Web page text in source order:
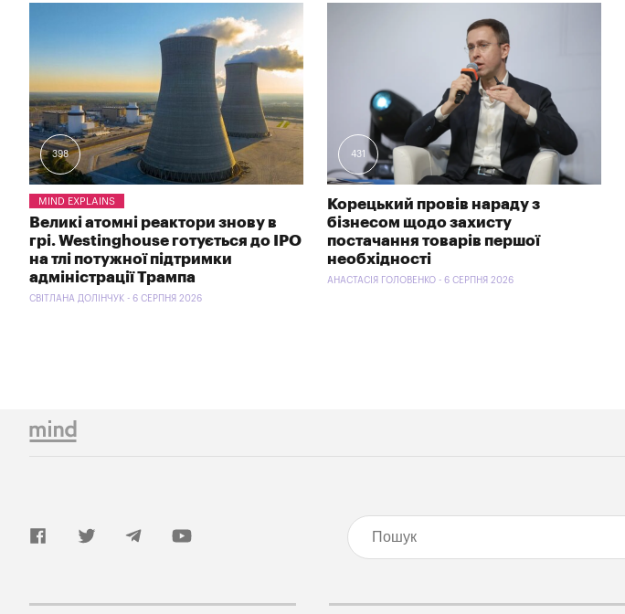
398
MIND EXPLAINS
Великі атомні реактори знову в
грі. Westinghouse готується до IPO
на тлі потужної підтримки
адміністрації Трампа
СВІТЛАНА ДОЛІНЧУК - 6 СЕРПНЯ 2026
431
Корецький провів нараду з
бізнесом щодо захисту
постачання товарів першої
необхідності
АНАСТАСІЯ ГОЛОВЕНКО - 6 СЕРПНЯ 2026